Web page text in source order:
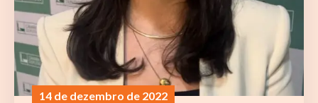
14 de dezembro de 2022